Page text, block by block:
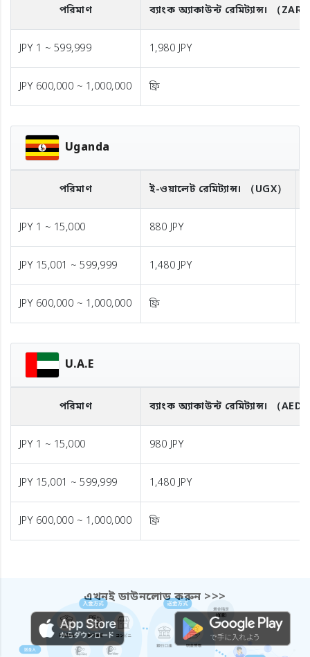
পরিমাণ ব্যাংক অ্যাকাউন্ট রেমিট্যান্স। （ZAR
JPY 1 ~ 599,999 1,980 JPY
JPY 600,000 ~ 1,000,000 ফ্রি
Uganda
পরিমাণ ই-ওয়ালেট রেমিট্যান্স। （UGX）
JPY 1 ~ 15,000
880 JPY
JPY 15,001 ~ 599,999
1,480 JPY
JPY 600,000 ~ 1,000,000 ফ্রি
U.A.E
পরিমাণ ব্যাংক অ্যাকাউন্ট রেমিট্যান্স। （AED
JPY 1 ~ 15,000 980 JPY
JPY 15,001 ~ 599,999 1,480 JPY
JPY 600,000 ~ 1,000,000 ফ্রি
এখনই ডাউনলোড করুন >>>